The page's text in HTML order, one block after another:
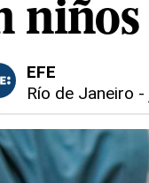
niños
EFE
Río de Janeiro -